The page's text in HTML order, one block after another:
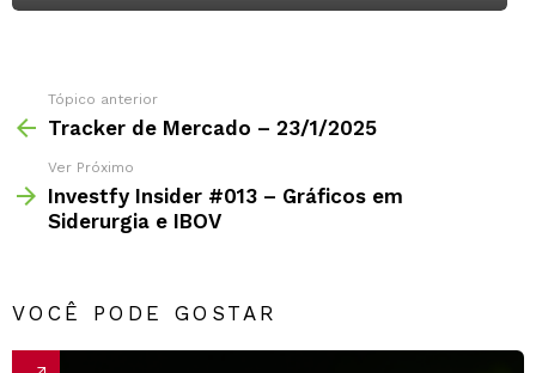
Tópico anterior
Tracker de Mercado – 23/1/2025
Ver Próximo
Investfy Insider #013 – Gráficos em
Siderurgia e IBOV
VOCÊ PODE GOSTAR